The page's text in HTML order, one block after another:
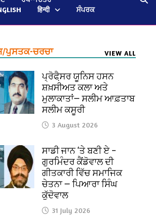
हिन्दी
ਸੰਪਰਕ
ਪੁਸਤਕ-ਚਰਚਾ VIEW ALL
ਪ੍ਰੋਫੈ਼ਸਰ ਯੂਨਿਸ ਹਸਨ
ਸ਼ਖ਼ਸੀਅਤ ਕਲਾ ਅਤੇ
ਮੁਲਾਕਾਤਾਂ— ਸਲੀਮ ਆਫ਼ਤਾਬ
ਸਲੀਮ ਕਸੂਰੀ
3 August 2026
ਸਾਡੀ ਜਾਨ ‘ਤੇ ਬਣੀ ਏ –
ਗੁਰਮਿੰਦਰ ਕੈਂਡੋਵਾਲ ਦੀ
ਗੀਤਕਾਰੀ ਵਿੱਚ ਸਮਾਜਿਕ
ਚੇਤਨਾ — ਪਿਆਰਾ ਸਿੰਘ
ਕੁੱਦੋਵਾਲ
31 July 2026